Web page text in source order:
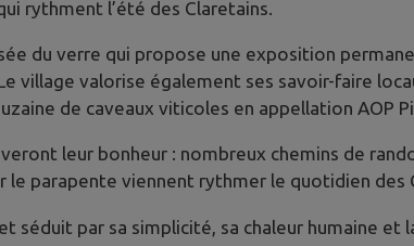
rythment l’été des Claretains.
du verre qui propose une exposition
village valorise également ses savoir-faire
de caveaux viticoles en appellation AOP
leur bonheur : nombreux chemins de
le parapente viennent rythmer le quotidien des
séduit par sa simplicité, sa chaleur humaine